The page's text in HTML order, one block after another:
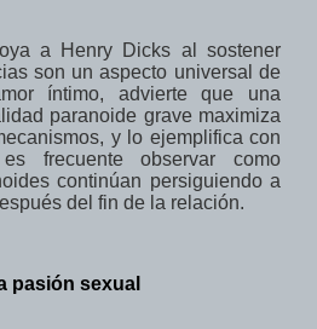
a Henry Dicks al sostener
son un aspecto universal de
íntimo, advierte que una
paranoide grave maximiza
y lo ejemplifica con
frecuente observar como
continúan persiguiendo a
del fin de la relación.
pasión sexual